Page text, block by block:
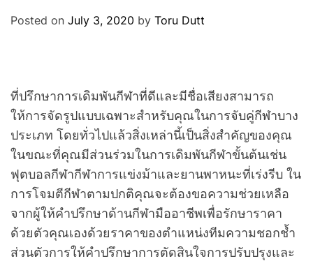
O
Posted on July 3, 2020 by Toru Dutt
ที่ปรึกษาการเดิมพันกีฬาที่ดีและมีชื่อเสียงสามารถ
ให้การจัดรูปแบบเฉพาะสำหรับคุณในการจับคู่กีฬาบาง
ประเภท โดยทั่วไปแล้วสิ่งเหล่านี้เป็นสิ่งสำคัญของคุณ
ในขณะที่คุณมีส่วนร่วมในการเดิมพันกีฬาขั้นต้นเช่น
ฟุตบอลกีฬากีฬาการแข่งม้าและยานพาหนะที่เร่งรีบ ใน
การโจมตีกีฬาตามปกติคุณจะต้องขอความช่วยเหลือ
จากผู้ให้คำปรึกษาด้านกีฬามืออาชีพเพื่อรักษาราคา
ด้วยตัวคุณเองด้วยราคาของตำแหน่งทีมความชอกช้ำ
ส่วนตัวการให้คำปรึกษาการตัดสินใจการปรับปรุงและ